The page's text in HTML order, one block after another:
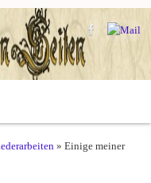
» Einige meiner